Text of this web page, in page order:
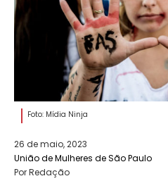
Foto: Mídia Ninja
26 de maio, 2023
União de Mulheres de São Paulo
Por Redação